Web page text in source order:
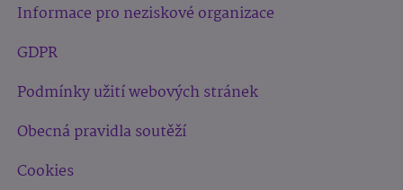
Informace pro neziskové organizace
GDPR
Podmínky užití webových stránek
Obecná pravidla soutěží
Cookies